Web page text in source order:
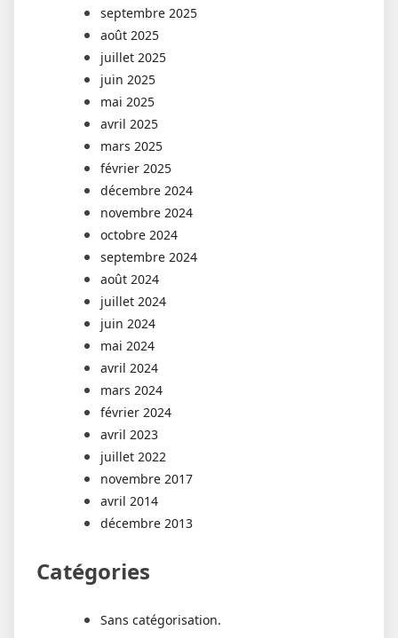
septembre 2025
août 2025
juillet 2025
juin 2025
mai 2025
avril 2025
mars 2025
février 2025
décembre 2024
novembre 2024
octobre 2024
septembre 2024
août 2024
juillet 2024
juin 2024
mai 2024
avril 2024
mars 2024
février 2024
avril 2023
juillet 2022
novembre 2017
avril 2014
décembre 2013
Catégories
Sans catégorisation.